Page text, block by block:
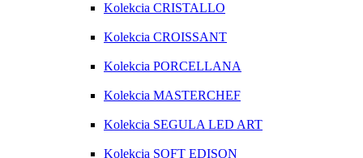
Kolekcia CRISTALLO
Kolekcia CROISSANT
Kolekcia PORCELLANA
Kolekcia MASTERCHEF
Kolekcia SEGULA LED ART
Kolekcia SOFT EDISON